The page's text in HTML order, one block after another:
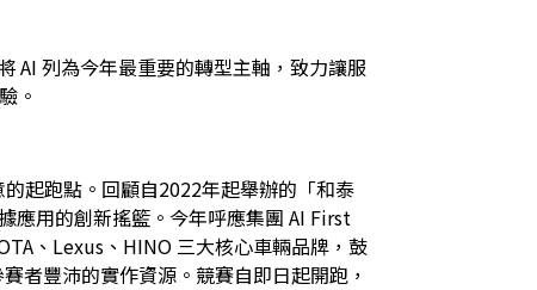
列為今年最重要的轉型主軸，致力讓服
。
起跑點。回顧自2022年起舉辦的「和泰
應用的創新搖籃。今年呼應集團 AI First
、Lexus、HINO 三大核心車輛品牌，鼓
者豐沛的實作資源。競賽自即日起開跑，